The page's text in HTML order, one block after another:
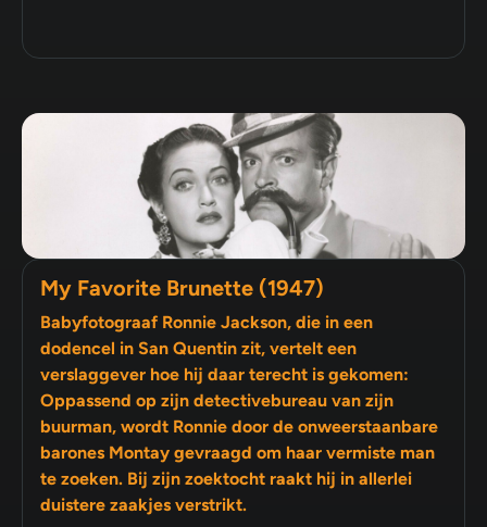
My Favorite Brunette (1947)
Babyfotograaf Ronnie Jackson, die in een
dodencel in San Quentin zit, vertelt een
verslaggever hoe hij daar terecht is gekomen:
Oppassend op zijn detectivebureau van zijn
buurman, wordt Ronnie door de onweerstaanbare
barones Montay gevraagd om haar vermiste man
te zoeken. Bij zijn zoektocht raakt hij in allerlei
duistere zaakjes verstrikt.